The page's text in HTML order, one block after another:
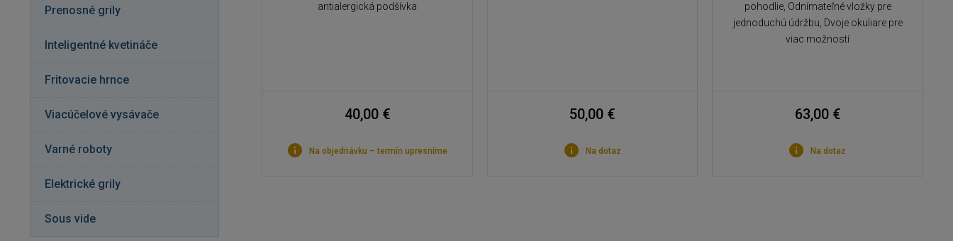
antialergická podšívka
40,00 €
Na objednávku – termín upresníme
50,00 €
Na dotaz
pohodlie, Odnímateľné vložky pre
jednoduchú údržbu, Dvoje okuliare pre
viac možností
63,00 €
Na dotaz
Prenosné grily
Inteligentné kvetináče
Fritovacie hrnce
Viacúčelové vysávače
Varné roboty
Elektrické grily
Sous vide